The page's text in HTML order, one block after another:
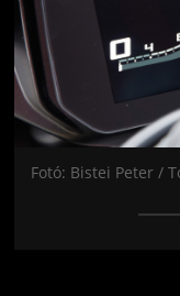
Fotó: Bistei Peter /